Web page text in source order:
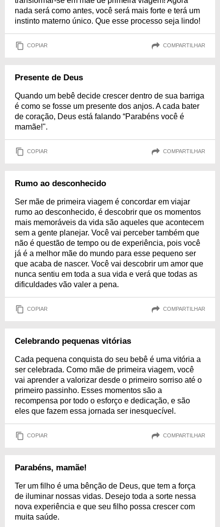
nada será como antes, você será mais forte e terá um
instinto materno único. Que esse processo seja lindo!
COPIAR COMPARTILHAR
Presente de Deus
Quando um bebê decide crescer dentro de sua barriga
é como se fosse um presente dos anjos. A cada bater
de coração, Deus está falando “Parabéns você é
mamãe!".
COPIAR COMPARTILHAR
Rumo ao desconhecido
Ser mãe de primeira viagem é concordar em viajar
rumo ao desconhecido, é descobrir que os momentos
mais memoráveis da vida são aqueles que acontecem
sem a gente planejar. Você vai perceber também que
não é questão de tempo ou de experiência, pois você
já é a melhor mãe do mundo para esse pequeno ser
que acaba de nascer. Você vai descobrir um amor que
nunca sentiu em toda a sua vida e verá que todas as
dificuldades vão valer a pena.
COPIAR COMPARTILHAR
Celebrando pequenas vitórias
Cada pequena conquista do seu bebê é uma vitória a
ser celebrada. Como mãe de primeira viagem, você
vai aprender a valorizar desde o primeiro sorriso até o
primeiro passinho. Esses momentos são a
recompensa por todo o esforço e dedicação, e são
eles que fazem essa jornada ser inesquecível.
COPIAR COMPARTILHAR
Parabéns, mamãe!
Ter um filho é uma bênção de Deus, que tem a força
de iluminar nossas vidas. Desejo toda a sorte nessa
nova experiência e que seu filho possa crescer com
muita saúde.